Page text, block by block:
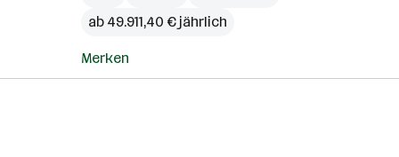
ab 49.911,40 € jährlich
Merken